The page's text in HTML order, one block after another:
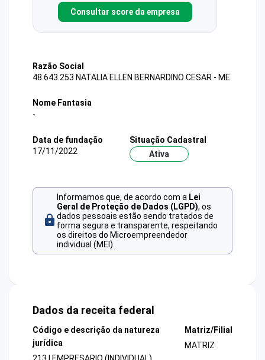
Consultar score da empresa
Razão Social
48.643.253 NATALIA ELLEN BERNARDINO CESAR - ME
Nome Fantasia
-
Data de fundação
17/11/2022
Situação Cadastral
Ativa
Informamos que, de acordo com a Lei
Geral de Proteção de Dados (LGPD), os
dados pessoais estão sendo tratados de
forma segura e transparente, respeitando
os direitos do Microempreendedor
individual (MEI).
Dados da receita federal
Código e descrição da natureza
jurídica
213 | EMPRESARIO (INDIVIDUAL)
Matriz/Filial
MATRIZ